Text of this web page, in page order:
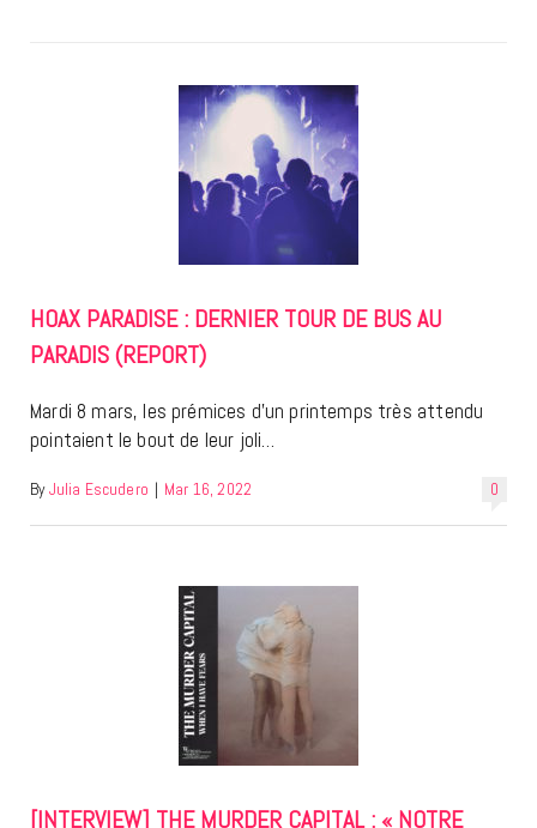
HOAX PARADISE : DERNIER TOUR DE BUS AU
PARADIS (REPORT)
Mardi 8 mars, les prémices d’un printemps très attendu
pointaient le bout de leur joli…
0
By Julia Escudero | Mar 16, 2022
[INTERVIEW] THE MURDER CAPITAL : « NOTRE